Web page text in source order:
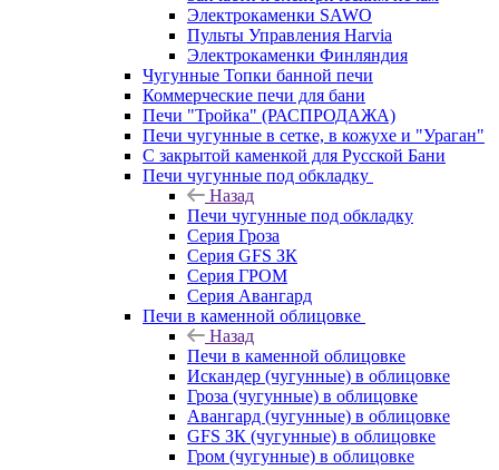
Электрокаменки SAWO
Пульты Управления Harvia
Электрокаменки Финляндия
Чугунные Топки банной печи
Коммерческие печи для бани
Печи "Тройка" (РАСПРОДАЖА)
Печи чугунные в сетке, в кожухе и "Ураган"
С закрытой каменкой для Русской Бани
Печи чугунные под обкладку
Назад
Печи чугунные под обкладку
Серия Гроза
Серия GFS ЗК
Серия ГРОМ
Серия Авангард
Печи в каменной облицовке
Назад
Печи в каменной облицовке
Искандер (чугунные) в облицовке
Гроза (чугунные) в облицовке
Авангард (чугунные) в облицовке
GFS ЗК (чугунные) в облицовке
Гром (чугунные) в облицовке